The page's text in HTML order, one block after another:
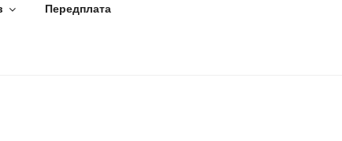
Передплата